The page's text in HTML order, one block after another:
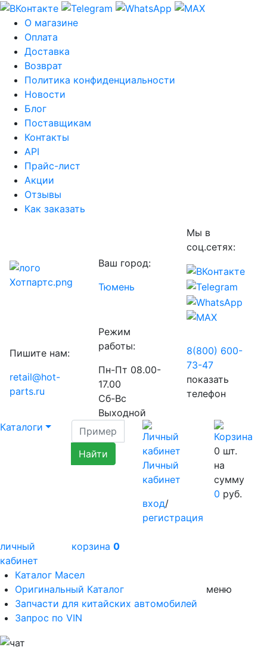
О магазине
Оплата
Доставка
Возврат
Политика конфиденциальности
Новости
Блог
Поставщикам
Контакты
API
Прайс-лист
Акции
Отзывы
Как заказать
Ваш город:
Тюмень
Мы в
соц.сетях:
Пишите нам:
retail@hot-
parts.ru
Режим
работы:
Пн-Пт 08.00-
17.00
Сб-Вс
Выходной
8(800) 600-
73-47
показать
телефон
Каталоги
Личный
кабинет
вход/
регистрация
0 шт.
на
сумму
0 руб.
личный
кабинет
корзина 0
Каталог Масел
Оригинальный Каталог
Запчасти для китайских автомобилей
Запрос по VIN
меню